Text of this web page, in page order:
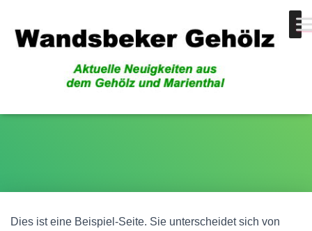
Dies ist eine Beispiel-Seite. Sie unterscheidet sich von